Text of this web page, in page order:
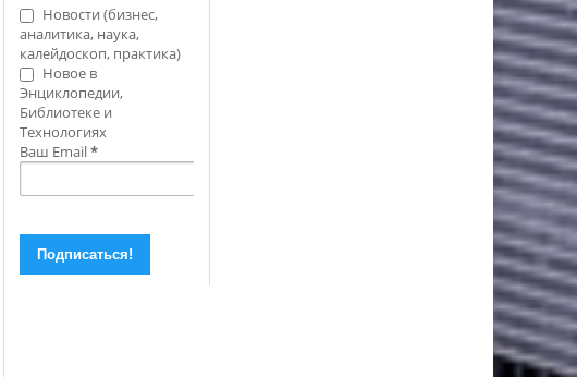
Новости (бизнес,
аналитика, наука,
калейдоскоп, практика)
Новое в
Энциклопедии,
Библиотеке и
Технологиях
Ваш Email*